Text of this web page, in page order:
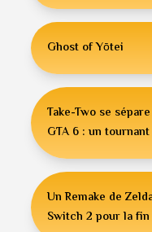
Ghost of Yōtei
Take-Two se
GTA 6 : un
Un Remake de
Switch 2 pour la fin